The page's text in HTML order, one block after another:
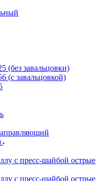
(без завальцовки)
(с завальцовкой)
с пресс-шайбой острые
с пресс-шайбой острые